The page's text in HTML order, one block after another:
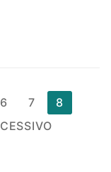
6 7
8